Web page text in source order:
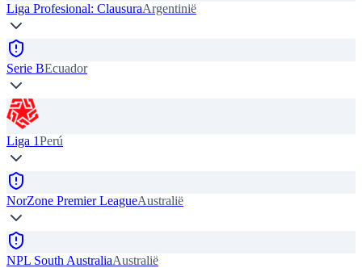
Liga Profesional: ClausuraArgentinië
Serie BEcuador
Liga 1Perú
NorZone Premier LeagueAustralië
NPL South AustraliaAustralië